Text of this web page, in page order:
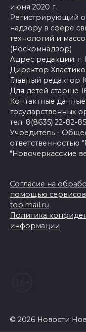
июня 2020 г.
Регистрирующий
надзору в сфере
технологий и
(Роскомнадзор)
Адрес редакции: г.
Директор
Главный редактор
Для детей старше
Контактные
государственных
тел. 8(8635) 22-82-85
Учредитель -
ответственностью
"Новочеркасские
Согласие на
помощью сервисов
top.mail.ru
Политика
информации
© 2026 Новости